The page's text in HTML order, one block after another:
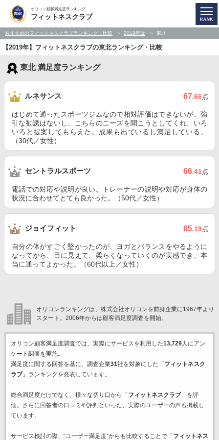
オリコン顧客満足度ランキング
フィットネスクラブ
おすすめのフィットネスクラブランキング・比較 2019年版 東北
【2019年】フィットネスクラブの東北ランキング・比較
東北 満足度ランキング
ルネサンス 67.66点
はじめて通ったスポーツジムなので相対評価はできないが、強
引な勧誘はないし、こちらのニーズを聞こうとしてくれ、いろ
いろと提案してもらえた。成果も出ているし満足している。
（30代／女性）
セントラルスポーツ 66.41点
電話での対応や説明が良い。トレーナーの説明や対応が身体の
状況に合わせてとても良かった。（50代／女性）
ジョイフィット 65.19点
自分の体がすごく堅かったのが、ヨガとバランスをやるように
なってから、目に見えて、柔らくなっていくのが実感でき、本
当に通ってよかった。（60代以上／女性）
オリコンランキングは、株式会社オリコンを前身企業に1967年より
スタート。2006年からは顧客満足度調査を開始。
オリコン顧客満足度調査では、実際にサービスを利用した13,729人にアン
ケート調査を実施。
満足度に関する回答を基に、調査企業31社を対象にした「 フィットネスク
ラブ」ランキングを発表しています。
総合満足度だけでなく、様々な切り口から「 フィットネスクラブ」を評
価。さらに回答者の口コミや評判といった、実際のユーザーの声も掲載し
ています。
サービス検討の際、“ユーザー満足度”からも比較することで「 フィットネス